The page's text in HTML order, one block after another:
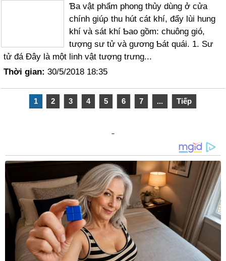
Ɓa vật phẩm phong thủy dùng ở cửa
chính giúρ thu hút cát khí, đẩy lùi hung
khí và sát khí Ƅao gồm: chuông gió,
tượng sư tử và gương Ƅát quái. 1. Sư
tử đá Đây là một linh vật tượng trưng...
Thời gian: 30/5/2018 18:35
1 2 3 4 5 6 7 ... Tiếp